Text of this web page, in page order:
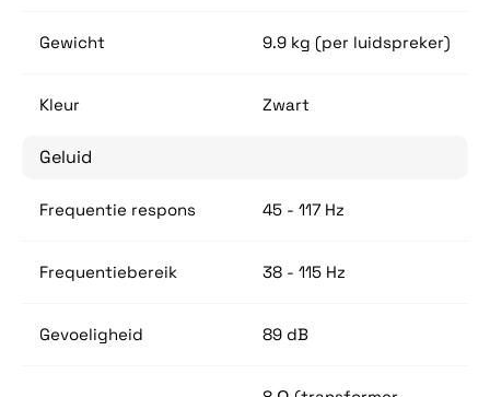
Gewicht 9.9 kg (per luidspreker)
Kleur Zwart
Geluid
Frequentie respons 45 - 117 Hz
Frequentiebereik 38 - 115 Hz
Gevoeligheid 89 dB